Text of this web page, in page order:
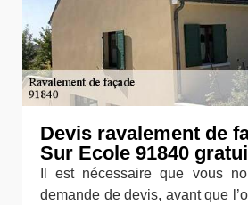
Devis ravalement de
Sur Ecole 91840
Il est nécessaire que vous
demande de devis, avant que